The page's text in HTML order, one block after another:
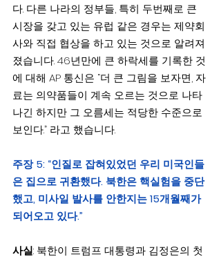
다. 다른 나라의 정부들, 특히 두번째로 큰
시장을 갖고 있는 유럽 같은 경우는 제약회
사와 직접 협상을 하고 있는 것으로 알려져
졌습니다. 46년만에 큰 하락세를 기록한 것
에 대해 AP 통신은 “더 큰 그림을 보자면, 자
료는 의약품들이 계속 오르는 것으로 나타
나긴 하지만 그 오름세는 적당한 수준으로
보인다.” 라고 했습니다.
주장 5: “인질로 잡혀있었던 우리 미국인들
은 집으로 귀환했다. 북한은 핵실험을 중단
했고, 미사일 발사를 안한지는 15개월째가
되어오고 있다.”
사실: 북한이 트럼프 대통령과 김정은의 첫